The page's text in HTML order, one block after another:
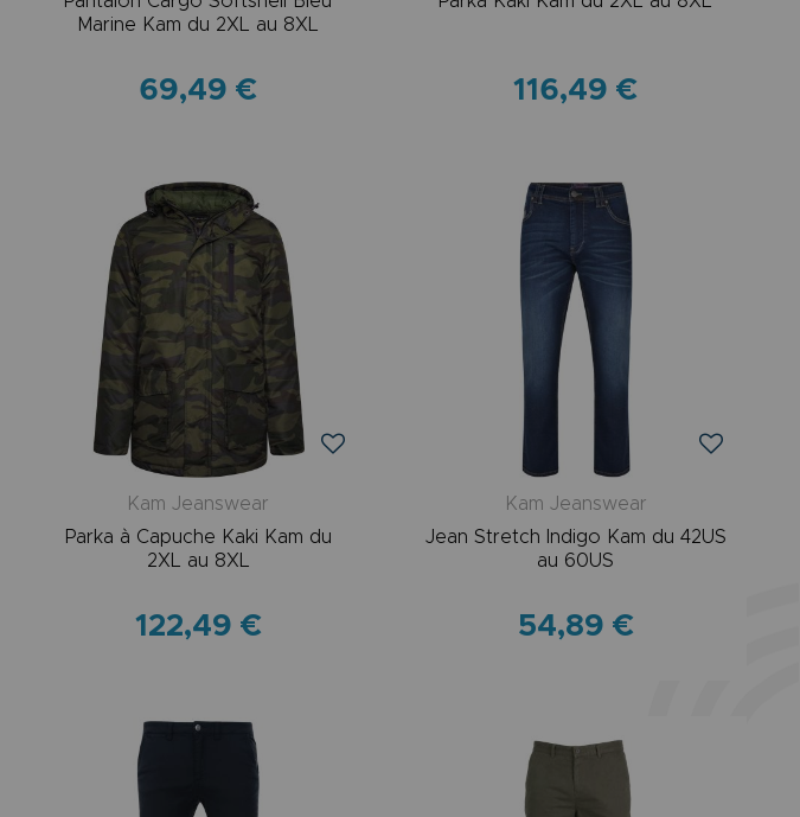
Marine Kam du 2XL au 8XL
69,49 € 116,49 €
Kam Jeanswear
Parka à Capuche Kaki Kam du
2XL au 8XL
122,49 €
Kam Jeanswear
Jean Stretch Indigo Kam du 42US
au 60US
54,89 €